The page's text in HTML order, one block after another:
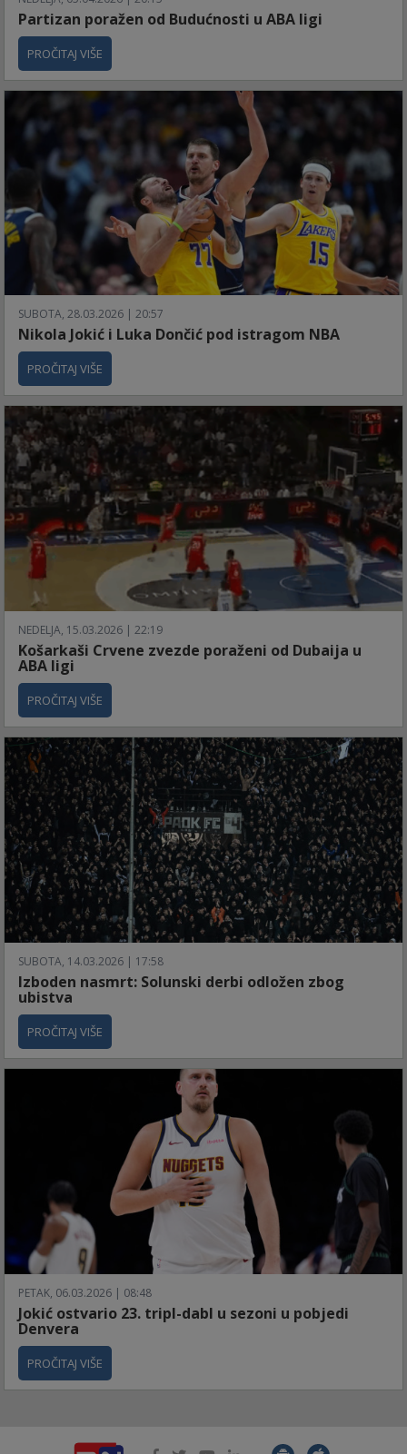
Partizan poražen od Budućnosti u ABA ligi
PROČITAJ VIŠE
SUBOTA, 28.03.2026 | 20:57
Nikola Jokić i Luka Dončić pod istragom NBA
PROČITAJ VIŠE
NEDELJA, 15.03.2026 | 22:19
Košarkaši Crvene zvezde poraženi od Dubaija u
ABA ligi
PROČITAJ VIŠE
SUBOTA, 14.03.2026 | 17:58
Izboden nasmrt: Solunski derbi odložen zbog
ubistva
PROČITAJ VIŠE
PETAK, 06.03.2026 | 08:48
Jokić ostvario 23. tripl-dabl u sezoni u pobjedi
Denvera
PROČITAJ VIŠE